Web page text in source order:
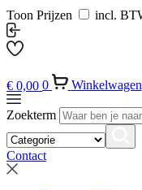
Toon Prijzen incl.
€ 0,00 0 Winkelwagen
Zoekterm
Contact